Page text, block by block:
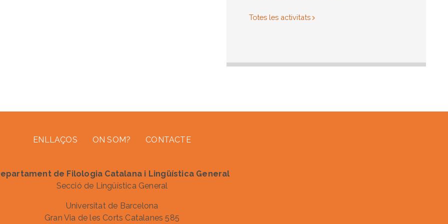
Totes les activitats
ENLLAÇOS ON SOM? CONTACTE
de Filologia Catalana i Lingüística General
Secció de Lingüística General
Universitat de Barcelona
Gran Via de les Corts Catalanes 585